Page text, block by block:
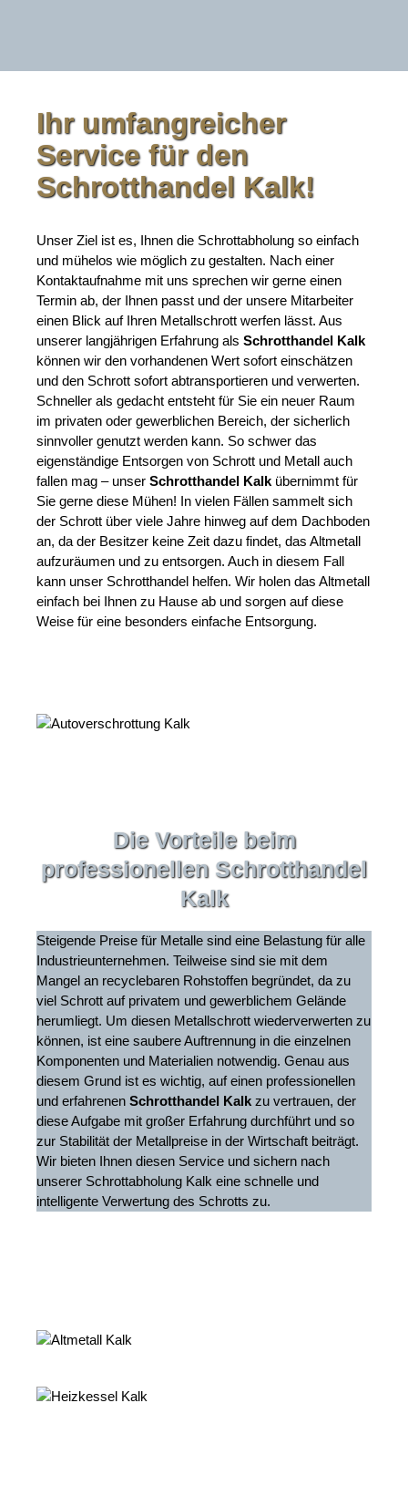
Ihr umfangreicher
Service für den
Schrotthandel Kalk!
Unser Ziel ist es, Ihnen die Schrottabholung so einfach
und mühelos wie möglich zu gestalten. Nach einer
Kontaktaufnahme mit uns sprechen wir gerne einen
Termin ab, der Ihnen passt und der unsere Mitarbeiter
einen Blick auf Ihren Metallschrott werfen lässt. Aus
unserer langjährigen Erfahrung als Schrotthandel Kalk
können wir den vorhandenen Wert sofort einschätzen
und den Schrott sofort abtransportieren und verwerten.
Schneller als gedacht entsteht für Sie ein neuer Raum
im privaten oder gewerblichen Bereich, der sicherlich
sinnvoller genutzt werden kann. So schwer das
eigenständige Entsorgen von Schrott und Metall auch
fallen mag – unser Schrotthandel Kalk übernimmt für
Sie gerne diese Mühen! In vielen Fällen sammelt sich
der Schrott über viele Jahre hinweg auf dem Dachboden
an, da der Besitzer keine Zeit dazu findet, das Altmetall
aufzuräumen und zu entsorgen. Auch in diesem Fall
kann unser Schrotthandel helfen. Wir holen das Altmetall
einfach bei Ihnen zu Hause ab und sorgen auf diese
Weise für eine besonders einfache Entsorgung.
Die Vorteile beim
professionellen Schrotthandel
Kalk
Steigende Preise für Metalle sind eine Belastung für alle
Industrieunternehmen. Teilweise sind sie mit dem
Mangel an recyclebaren Rohstoffen begründet, da zu
viel Schrott auf privatem und gewerblichem Gelände
herumliegt. Um diesen Metallschrott wiederverwerten zu
können, ist eine saubere Auftrennung in die einzelnen
Komponenten und Materialien notwendig. Genau aus
diesem Grund ist es wichtig, auf einen professionellen
und erfahrenen Schrotthandel Kalk zu vertrauen, der
diese Aufgabe mit großer Erfahrung durchführt und so
zur Stabilität der Metallpreise in der Wirtschaft beiträgt.
Wir bieten Ihnen diesen Service und sichern nach
unserer Schrottabholung Kalk eine schnelle und
intelligente Verwertung des Schrotts zu.